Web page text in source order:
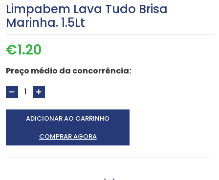
Limpabem Lava Tudo Brisa
Marinha. 1.5Lt
€1.20
Preço médio da concorrência:
ADICIONAR AO CARRINHO
COMPRAR AGORA